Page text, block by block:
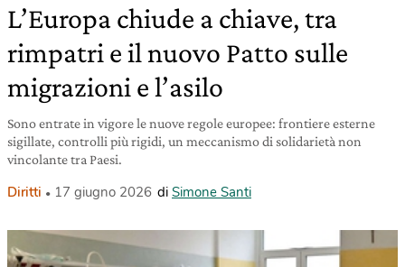
L’Europa chiude a chiave, tra
rimpatri e il nuovo Patto sulle
migrazioni e l’asilo
Sono entrate in vigore le nuove regole europee: frontiere esterne
sigillate, controlli più rigidi, un meccanismo di solidarietà non
vincolante tra Paesi.
Diritti 17 giugno 2026 di Simone Santi